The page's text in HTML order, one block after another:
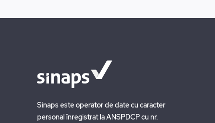
Sinaps este operator de date cu caracter
personal înregistrat la ANSPDCP cu nr.